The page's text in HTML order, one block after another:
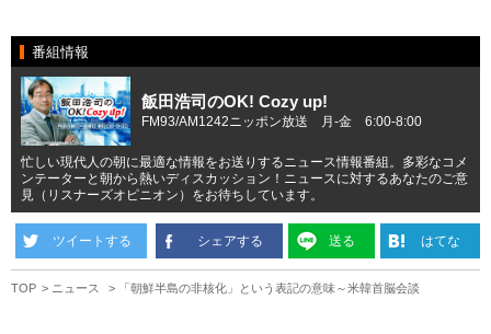
番組情報
飯田浩司のOK! Cozy up!
FM93/AM1242ニッポン放送 月-金 6:00-8:00
忙しい現代人の朝に最適な情報をお送りするニュース情報番組。多彩なコメ
ンテーターと朝から熱いディスカッション！ニュースに対するあなたのご意
見（リスナーズオピニオン）をお待ちしています。
ツイートする シェアする 送る はてな
TOP ニュース 「朝鮮半島の非核化」という表記の意味～米韓首脳会談